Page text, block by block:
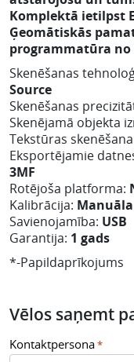
Komplektā ietilpst
Ģeomātiskās
programmatūra no
Skenēšanas
Source
Skenēšanas
Skenējamā objekta
Tekstūras
Eksportējamie
3MF
Rotējoša platforma:
Kalibrācija: Manuāla
Savienojamība: USB
Garantija: 1 gads
*-Papildaprīkojums
Vēlos saņemt
Kontaktpersona*